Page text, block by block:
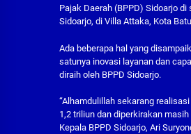
Pajak Daerah (BPPD) Sidoarjo
Sidoarjo, di Villa Attaka, Kota
Ada beberapa hal yang
satunya inovasi layanan dan
diraih oleh BPPD Sidoarjo.
“Alhamdulillah sekarang
1,2 triliun dan diperkirakan
Kepala BPPD Sidoarjo, Ari